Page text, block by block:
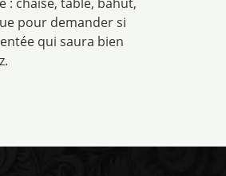
pour demander si
qui saura bien